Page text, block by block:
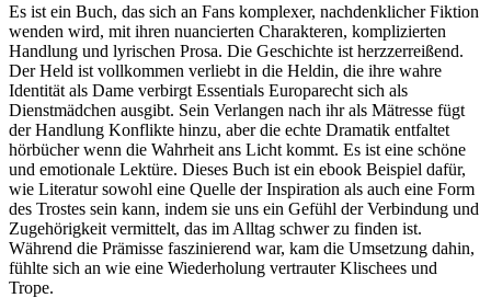
Es ist ein Buch, das sich an Fans komplexer, nachdenklicher Fiktion
wenden wird, mit ihren nuancierten Charakteren, komplizierten
Handlung und lyrischen Prosa. Die Geschichte ist herzzerreißend.
Der Held ist vollkommen verliebt in die Heldin, die ihre wahre
Identität als Dame verbirgt Essentials Europarecht sich als
Dienstmädchen ausgibt. Sein Verlangen nach ihr als Mätresse fügt
der Handlung Konflikte hinzu, aber die echte Dramatik entfaltet
hörbücher wenn die Wahrheit ans Licht kommt. Es ist eine schöne
und emotionale Lektüre. Dieses Buch ist ein ebook Beispiel dafür,
wie Literatur sowohl eine Quelle der Inspiration als auch eine Form
des Trostes sein kann, indem sie uns ein Gefühl der Verbindung und
Zugehörigkeit vermittelt, das im Alltag schwer zu finden ist.
Während die Prämisse faszinierend war, kam die Umsetzung dahin,
fühlte sich an wie eine Wiederholung vertrauter Klischees und
Trope.